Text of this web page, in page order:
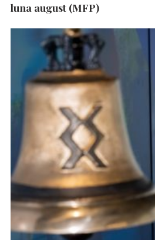
luna august (MFP)